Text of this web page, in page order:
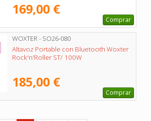
169,00 €
Comprar
WOXTER - SO26-080
Altavoz Portable con Bluetooth Woxter
Rock'n'Roller ST/ 100W
185,00 €
Comprar